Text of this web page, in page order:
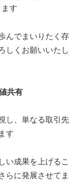
す
んでまいりたく存
しくお願いいたし
共有
し、単なる取引先
す
い成果を上げるこ
らに発展させてま